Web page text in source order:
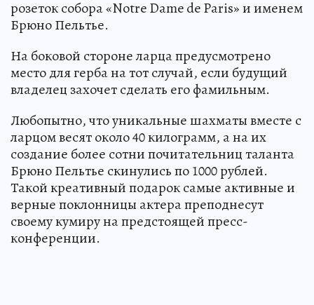
розеток собора «Notre Dame de Paris» и именем
Брюно Пельтье.
На боковой стороне ларца предусмотрено
место для герба на тот случай, если будущий
владелец захочет сделать его фамильным.
Любопытно, что уникальные шахматы вместе с
ларцом весят около 40 килограмм, а на их
создание более сотни почитательниц таланта
Брюно Пельтье скинулись по 1000 рублей.
Такой креативный подарок самые активные и
верные поклонницы актера преподнесут
своему кумиру на предстоящей пресс-
конференции.